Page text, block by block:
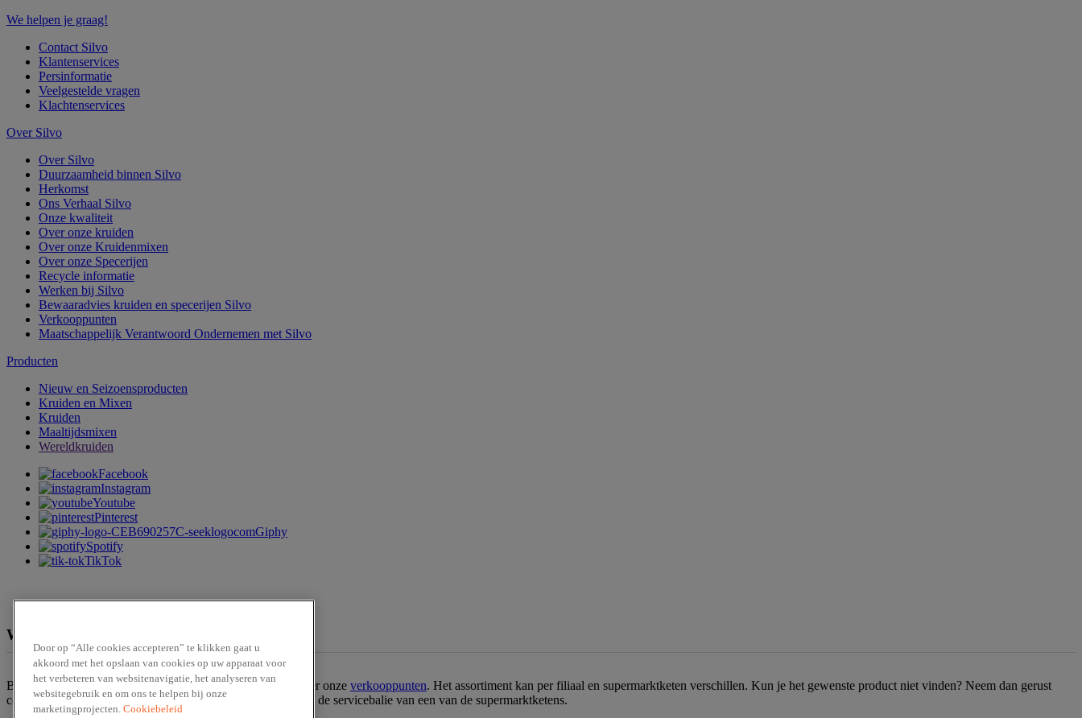
We helpen je graag!
Contact Silvo
Klantenservices
Persinformatie
Veelgestelde vragen
Klachtenservices
Over Silvo
Over Silvo
Duurzaamheid binnen Silvo
Herkomst
Ons Verhaal Silvo
Onze kwaliteit
Over onze kruiden
Over onze Kruidenmixen
Over onze Specerijen
Recycle informatie
Werken bij Silvo
Bewaaradvies kruiden en specerijen Silvo
Verkooppunten
Maatschappelijk Verantwoord Ondernemen met Silvo
Producten
Nieuw en Seizoensproducten
Kruiden en Mixen
Kruiden
Maaltijdsmixen
Wereldkruiden
Facebook
Instagram
Youtube
Pinterest
Giphy
Spotify
TikTok
We zijn te verkrijgen bij
Ben jij op zoek naar een van onze producten? Bekijk dan hier onze verkooppunten. Het assortiment kan per filiaal en supermarktketen verschillen. Kun je het gewenste product niet vinden? Neem dan gerust
contact op met onzeklantenservice. Of bestel het product via de servicebalie van een van de supermarktketens.
Door op “Alle cookies accepteren” te klikken gaat u
akkoord met het opslaan van cookies op uw apparaat voor
het verbeteren van websitenavigatie, het analyseren van
websitegebruik en om ons te helpen bij onze
marketingprojecten. Cookiebeleid